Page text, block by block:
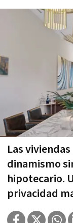
Las
dinamismo
hipotecario.
privacidad